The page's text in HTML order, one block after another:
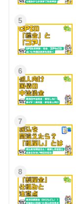
5
6
7
8